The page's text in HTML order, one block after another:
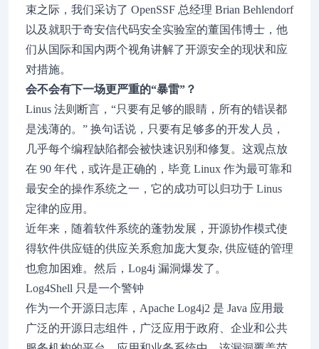
束之际，我们采访了 OpenSSF 总经理 Brian Behlendorf
以及就职于奇安信代码安全实验室的董国伟博士，他
们从国际和国内两个视角讲解了开源安全的现状和应
对措施。
会不会有下一场更严重的“暴雷”？
Linus 法则断言，“只要有足够的眼睛，所有的错误都
是浅薄的。” 换句话说，只要有足够多的开发人员，
几乎每个编程缺陷都会被快速识别和修复。这观点放
在 90 年代，或许是正确的，毕竟 Linux 作为最可靠和
最安全的操作系统之一，它的成功可以归功于 Linus
定律的应用。
近年来，随着软件系统的蓬勃发展，开源协作模式使
得软件供应链的供应关系愈加庞大复杂, 供应链的管理
也愈加困难。然后，Log4j 漏洞爆发了。
Log4Shell 只是一个警钟
作为一个开源日志库，Apache Log4j2 是 Java 应用最
广泛的开源日志组件，广泛应用于政府、企业和公共